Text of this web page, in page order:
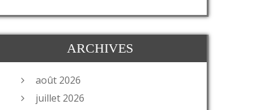
ARCHIVES
août 2026
juillet 2026